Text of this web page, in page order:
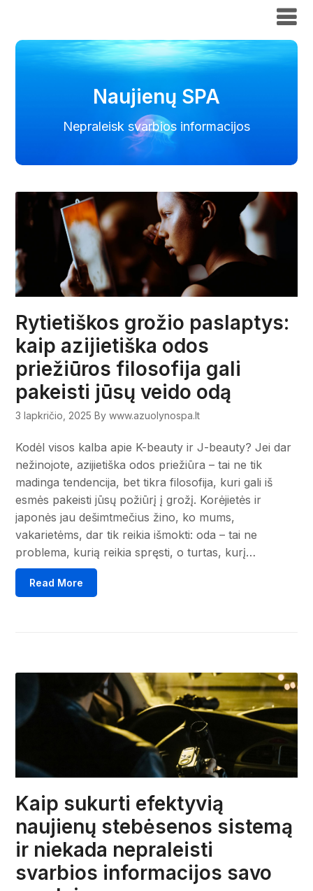
Naujienų SPA
Nepraleisk svarbios informacijos
Rytietiškos grožio paslaptys:
kaip azijietiška odos
priežiūros filosofija gali
pakeisti jūsų veido odą
3 lapkričio, 2025 By www.azuolynospa.lt
Kodėl visos kalba apie K-beauty ir J-beauty? Jei dar
nežinojote, azijietiška odos priežiūra – tai ne tik
madinga tendencija, bet tikra filosofija, kuri gali iš
esmės pakeisti jūsų požiūrį į grožį. Korėjietės ir
japonės jau dešimtmečius žino, ko mums,
vakarietėms, dar tik reikia išmokti: oda – tai ne
problema, kurią reikia spręsti, o turtas, kurį…
Read More
Kaip sukurti efektyvią
naujienų stebėsenos sistemą
ir niekada nepraleisti
svarbios informacijos savo